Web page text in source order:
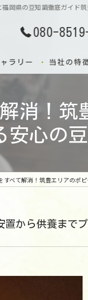
福岡県の豆知識徹底ガイド
080-
ラリー 当社の特
納骨
出張
葬儀
消！
安心の
すべて解消！筑豊エリアのポ
置から供養まで